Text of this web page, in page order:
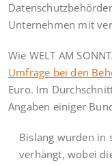
Unternehmen mit
Wie WELT AM
Umfrage bei den
Euro. Im
Angaben einiger
Bislang wurden in
verhängt, wobei